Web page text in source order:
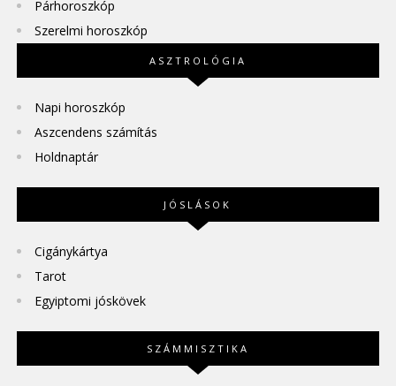
Párhoroszkóp
Szerelmi horoszkóp
ASZTROLÓGIA
Napi horoszkóp
Aszcendens számítás
Holdnaptár
JÓSLÁSOK
Cigánykártya
Tarot
Egyiptomi jóskövek
SZÁMMISZTIKA